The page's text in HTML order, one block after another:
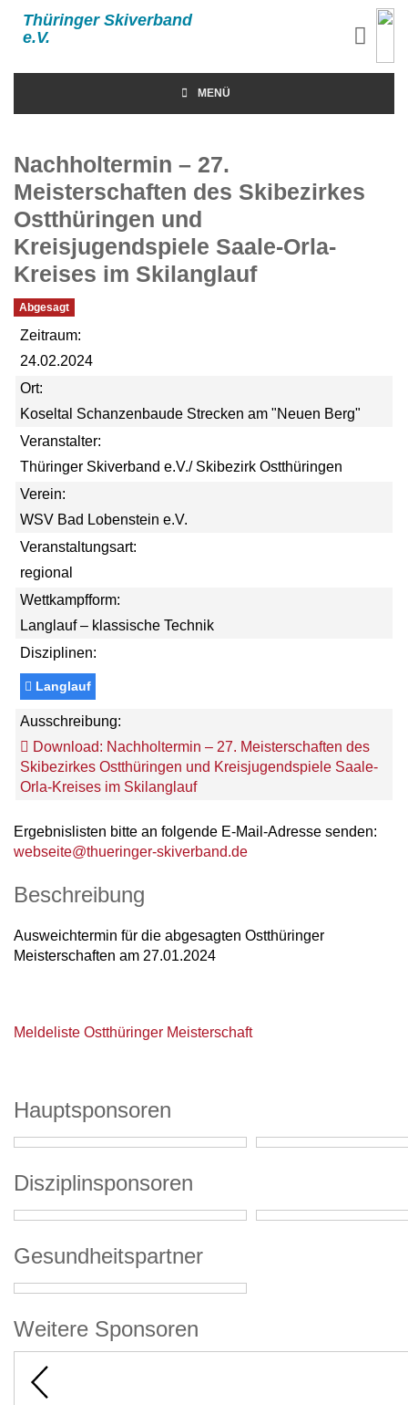
Thüringer Skiverband
e.V.
MENÜ
Nachholtermin – 27.
Meisterschaften des Skibezirkes
Ostthüringen und
Kreisjugendspiele Saale-Orla-
Kreises im Skilanglauf
Abgesagt
Zeitraum:
24.02.2024
Ort:
Koseltal Schanzenbaude Strecken am "Neuen Berg"
Veranstalter:
Thüringer Skiverband e.V./ Skibezirk Ostthüringen
Verein:
WSV Bad Lobenstein e.V.
Veranstaltungsart:
regional
Wettkampfform:
Langlauf – klassische Technik
Disziplinen:
Langlauf
Ausschreibung:
Download: Nachholtermin – 27. Meisterschaften des
Skibezirkes Ostthüringen und Kreisjugendspiele Saale-
Orla-Kreises im Skilanglauf
Ergebnislisten bitte an folgende E-Mail-Adresse senden:
webseite@thueringer-skiverband.de
Beschreibung
Ausweichtermin für die abgesagten Ostthüringer
Meisterschaften am 27.01.2024
Meldeliste Ostthüringer Meisterschaft
Hauptsponsoren
Disziplinsponsoren
Gesundheitspartner
Weitere Sponsoren